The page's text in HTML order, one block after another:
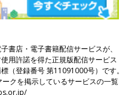
書店・電子書籍配信サービスが、
用許諾を得た正規版配信サービス
（登録番号 第11091000号）です。
ークを掲示しているサービスの一覧